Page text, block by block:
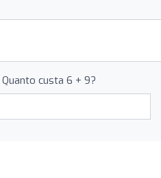
custa 6 + 9?